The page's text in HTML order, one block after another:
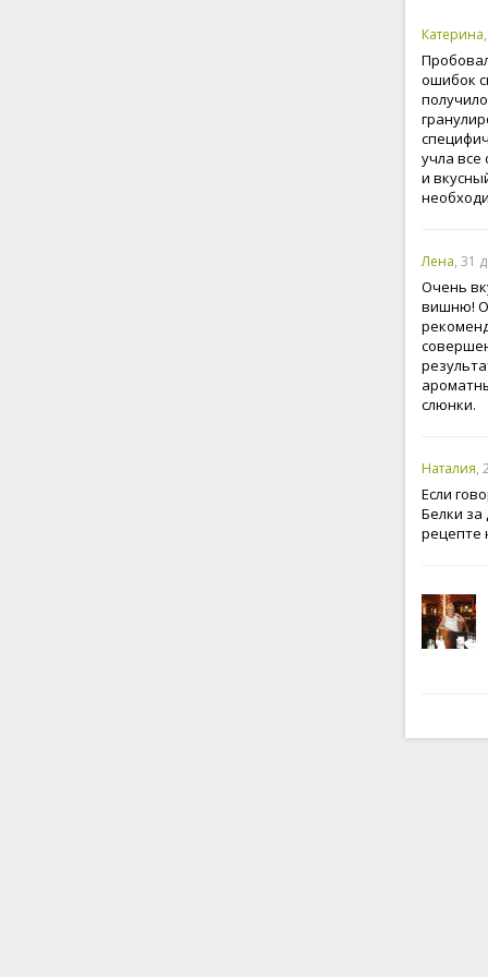
Катерина
ошибок
учла
и
Лена, 31
Очень
вишню!
слюнки.
Наталия,
Если
Белки
рецепте